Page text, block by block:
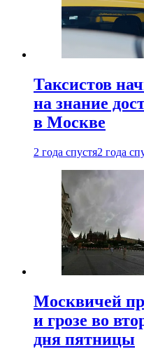
Таксистов
на знание
в Москве
2 года спустя2 года
Москвичей
и грозе во
дня пятницы